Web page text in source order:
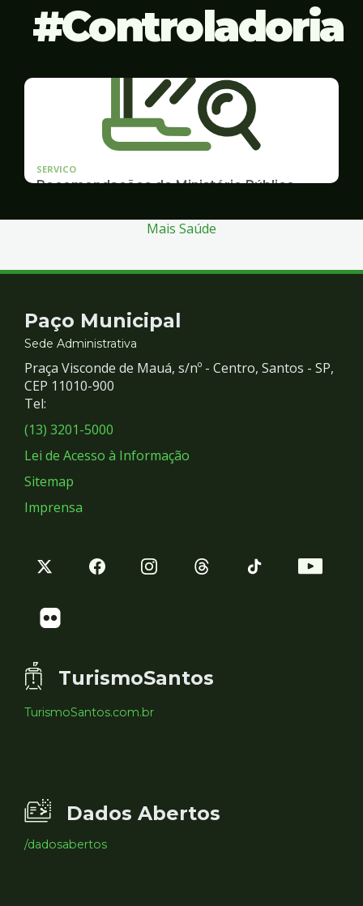
Controladoria
SERVICO
Recomendações do Ministério Público
Mais Saúde
Contato
e
Redes
Sociais
Paço Municipal
Sede Administrativa
Praça Visconde de Mauá, s/nº - Centro, Santos - SP,
CEP 11010-900
Tel:
(13) 3201-5000
Lei de Acesso à Informação
Sitemap
Imprensa
TurismoSantos
TurismoSantos.com.br
Dados Abertos
/dadosabertos